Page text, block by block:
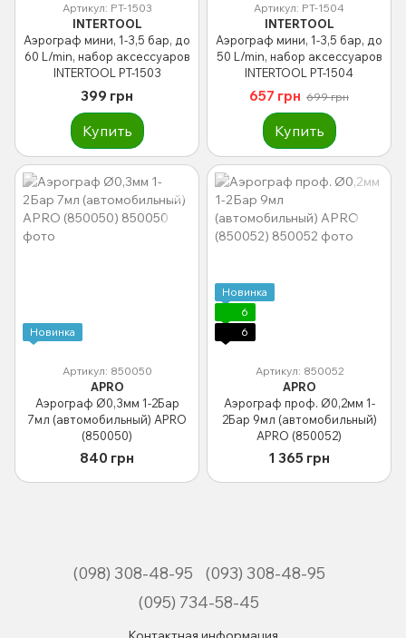
Артикул: PT-1503
INTERTOOL
Аэрограф мини, 1-3,5 бар, до
60 L/min, набор аксессуаров
INTERTOOL PT-1503
399 грн
Купить
Артикул: PT-1504
INTERTOOL
Аэрограф мини, 1-3,5 бар, до
50 L/min, набор аксессуаров
INTERTOOL PT-1504
657 грн 699 грн
Купить
Новинка
Артикул: 850050
APRO
Аэрограф Ø0,3мм 1-2Бар
7мл (автомобильный) APRO
(850050)
840 грн
Новинка
6
6
Артикул: 850052
APRO
Аэрограф проф. Ø0,2мм 1-
2Бар 9мл (автомобильный)
APRO (850052)
1 365 грн
(098) 308-48-95
(093) 308-48-95
(095) 734-58-45